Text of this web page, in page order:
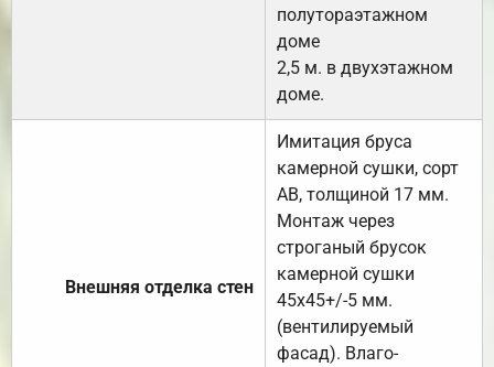
полутораэтажном
доме
2,5 м. в двухэтажном
доме.
Внешняя отделка стен
Имитация бруса
камерной сушки, сорт
АВ, толщиной 17 мм.
Монтаж через
строганый брусок
камерной сушки
45х45+/-5 мм.
(вентилируемый
фасад). Влаго-